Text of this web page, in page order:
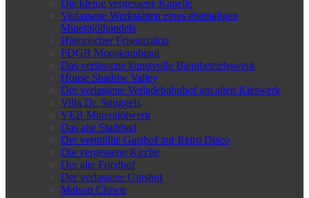
Die kleine vergessene Kapelle
Verlassene Werkstätten eines ehemaligen
Mineralölhandels
Historischer Friseursalon
FDGB Mooskombinat
Das verlassene kunstvolle Bahnbetriebswerk
House Shadow Valley
Der verlassene Verladebahnhof am alten Kieswerk
Villa Dr. Snuggels
VEB Mineralölwerk
Das alte Stadtbad
Der vermüllte Gasthof zur Retro Disco
Die vergessene Kirche
Der alte Friedhof
Der verlassene Gutshof
Maison Clown